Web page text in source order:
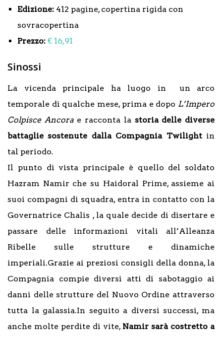
Edizione: 412 pagine, copertina rigida con
sovracopertina
Prezzo: € 16,91
Sinossi
La vicenda principale ha luogo in un arco
temporale di qualche mese, prima e dopo L’Impero
Colpisce Ancorae racconta la storia delle diverse
battaglie sostenute dalla Compagnia Twilightin
tal periodo.
Il punto di vista principale è quello del soldato
Hazram Namir che su Haidoral Prime, assieme ai
suoi compagni di squadra, entra in contatto con la
Governatrice Chalis , la quale decide di disertare e
passare delle informazioni vitali all’Alleanza
Ribelle sulle strutture e dinamiche
imperiali.Grazie ai preziosi consigli della donna, la
Compagnia compie diversi atti di sabotaggio ai
danni delle strutture del Nuovo Ordine attraverso
tutta la galassia.In seguito a diversi successi, ma
anche molte perdite di vite, Namir sarà costretto a